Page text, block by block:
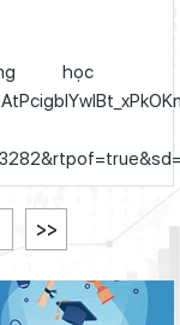
học
>>
trợ giáo dục khi
thân thiện”